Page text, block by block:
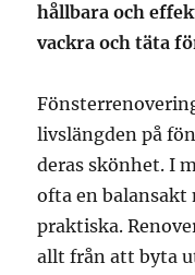
hållbara och
vackra och täta
livslängden på
deras skönhet. I
ofta en balansakt
praktiska.
allt från att byta